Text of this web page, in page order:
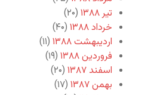
تیر ۱۳۸۸
(۲۰)
خرداد ۱۳۸۸
(۴۰)
اردیبهشت ۱۳۸۸
(۱۱)
فروردین ۱۳۸۸
(۱۹)
اسفند ۱۳۸۷
(۲۰)
بهمن ۱۳۸۷
(۱۷)